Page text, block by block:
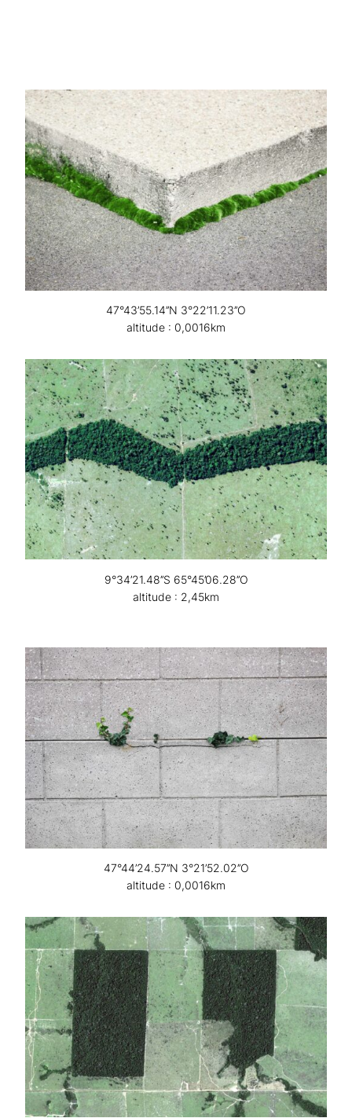
47°43’55.14’’N 3°22’11.23’’O
altitude : 0,0016km
9°34’21.48’’S 65°45’06.28’’O
altitude : 2,45km
47°44’24.57’’N 3°21’52.02’’O
altitude : 0,0016km